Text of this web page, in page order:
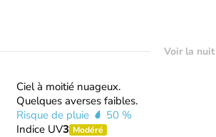
Voir la nuit
Ciel à moitié nuageux.
Quelques averses faibles.
Risque de pluie
50 %
Indice UV3 Modéré